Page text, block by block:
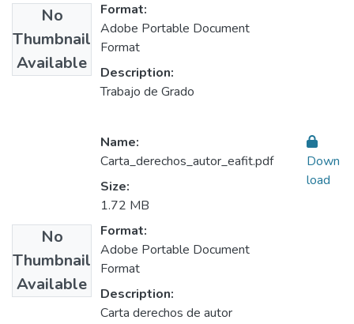
No
Thumbnail
Available
Format:
Adobe Portable Document
Format
Description:
Trabajo de Grado
No
Thumbnail
Available
Name:
Carta_derechos_autor_eafit.pdf
Size:
1.72 MB
Format:
Adobe Portable Document
Format
Description:
Carta derechos de autor
Down
load